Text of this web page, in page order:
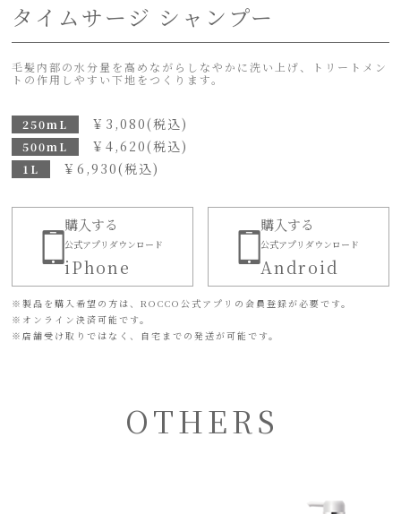
タイムサージ シャンプー
毛髪内部の水分量を高めながらしなやかに洗い上げ、トリートメン
トの作用しやすい下地をつくります。
250mL ￥ 3,080(税込)
500mL ￥4,620(税込)
1L ￥6,930(税込)
購入する
公式アプリダウンロード
iPhone
購入する
公式アプリダウンロード
Android
※製品を購入希望の方は、ROCCO公式アプリの会員登録が必要です。
※ オンライン決済可能です。
※店舗受け取りではなく、自宅までの発送が可能です。
OTHERS